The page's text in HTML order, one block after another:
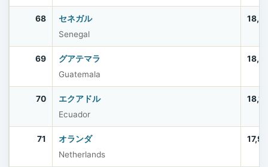
68
セネガル
Senegal
69
グアテマラ
Guatemala
70
エクアドル
Ecuador
71
オランダ
Netherlands